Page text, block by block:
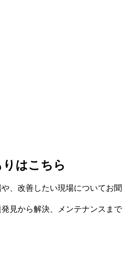
はこちら
、改善したい現場についてお聞
見から解決、メンテナンスまで